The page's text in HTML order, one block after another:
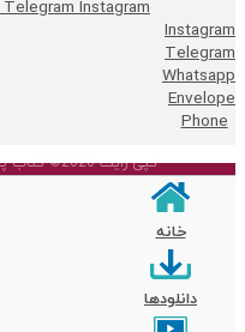
Telegram Instagram
Instagram
Telegram
Whatsapp
Envelope
Phone
کپی رایت 2026© کتاب پاسارگاد. کلیه حقوق محفوظ است.
خانه
دانلودها